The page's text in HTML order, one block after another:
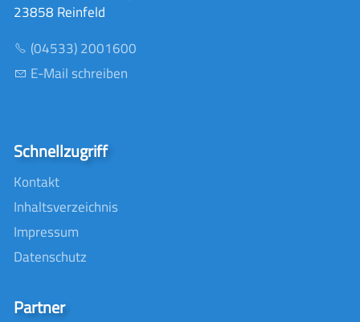
23858 Reinfeld
(04533) 2001600
E-Mail schreiben
Schnellzugriff
Kontakt
Inhaltsverzeichnis
Impressum
Datenschutz
Partner